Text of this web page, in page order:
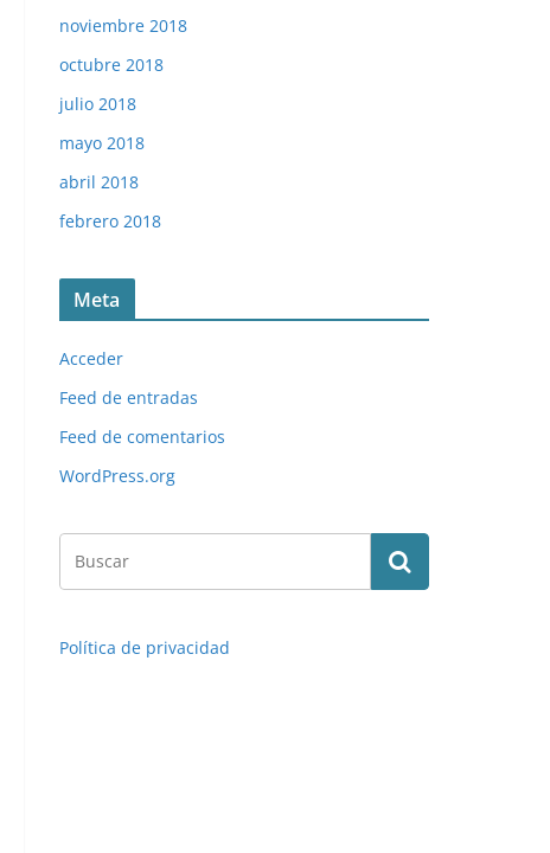
noviembre 2018
octubre 2018
julio 2018
mayo 2018
abril 2018
febrero 2018
Meta
Acceder
Feed de entradas
Feed de comentarios
WordPress.org
Política de privacidad